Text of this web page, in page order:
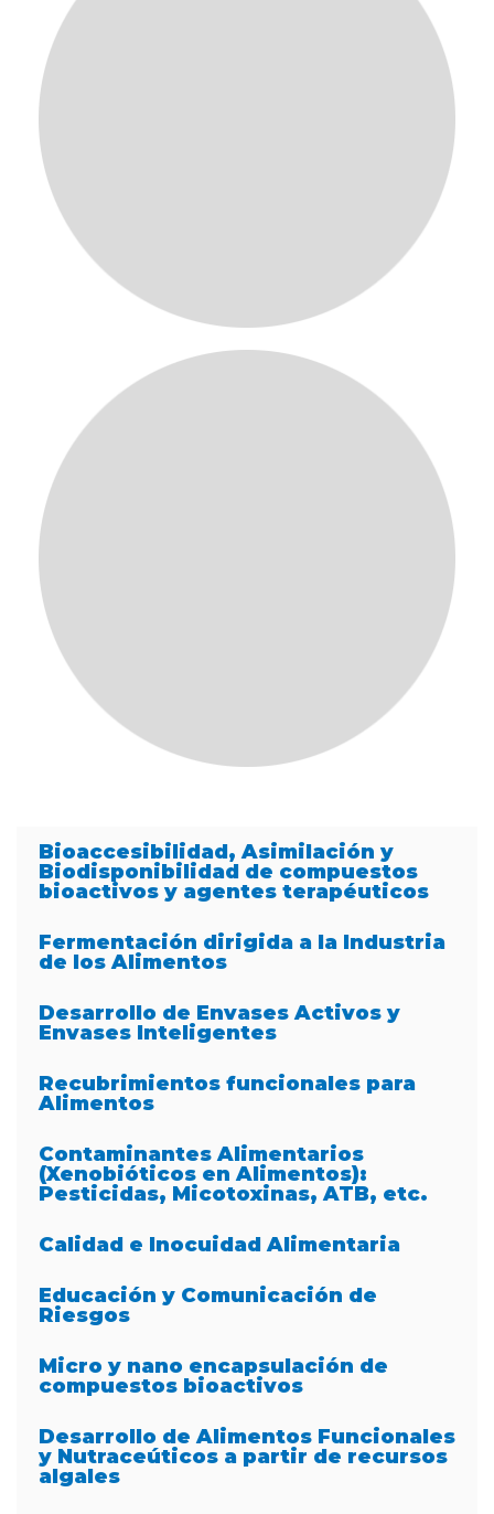
Bioaccesibilidad, Asimilación y
Biodisponibilidad de compuestos
bioactivos y agentes terapéuticos
Fermentación dirigida a la Industria
de los Alimentos
Desarrollo de Envases Activos y
Envases Inteligentes
Recubrimientos funcionales para
Alimentos
Contaminantes Alimentarios
(Xenobióticos en Alimentos):
Pesticidas, Micotoxinas, ATB, etc.
Calidad e Inocuidad Alimentaria
Educación y Comunicación de
Riesgos
Micro y nano encapsulación de
compuestos bioactivos
Desarrollo de Alimentos Funcionales
y Nutraceúticos a partir de recursos
algales